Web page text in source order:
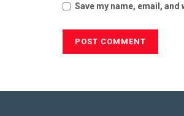
Save my name, email,